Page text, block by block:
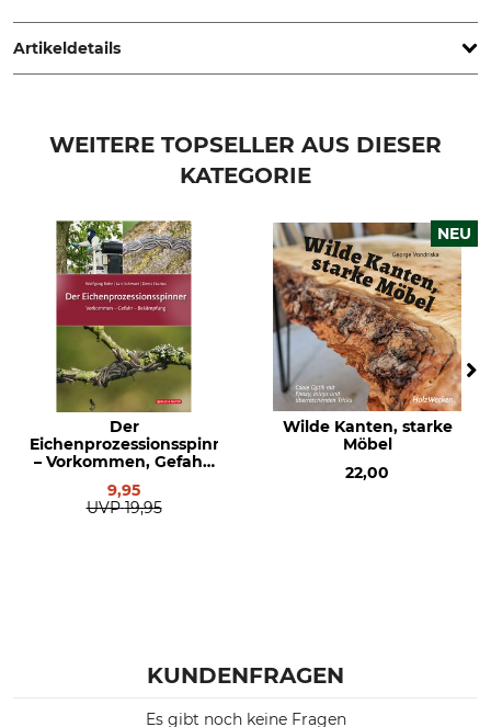
Germany, www.oekobuch.de
Artikeldetails
Einband
Sprache
Deutsch
Produkttyp
Buch
Modellbezeichnung
Hütten von Kindern selbst
Herstellung
Made in Germany
WEITERE TOPSELLER AUS DIESER
KATEGORIE
Der
Eichenprozessionsspinner
– Vorkommen, Gefahr,
9,95
UVP 19,95
NEU
Wilde Kanten, starke
Möbel
22,00
KUNDENFRAGEN
Es gibt noch keine Fragen